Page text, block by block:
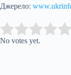
Джерело:
Rate this item:
No votes yet.